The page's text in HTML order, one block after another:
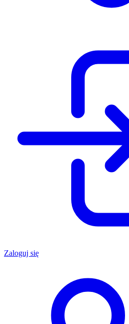
Zaloguj się